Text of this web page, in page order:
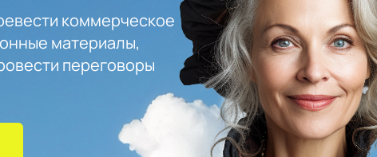
коммерческое
материалы,
переговоры